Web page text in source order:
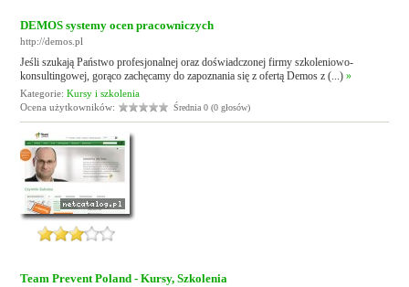
DEMOS systemy ocen pracowniczych
http://demos.pl
Jeśli szukają Państwo profesjonalnej oraz doświadczonej firmy szkoleniowo-
konsultingowej, gorąco zachęcamy do zapoznania się z ofertą Demos z (...)»
Kategorie:Kursy i szkolenia
Ocena użytkowników:
Średnia 0 (0 głosów)
Team Prevent Poland - Kursy, Szkolenia